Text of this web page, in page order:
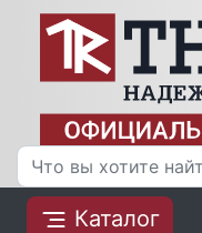
Каталог